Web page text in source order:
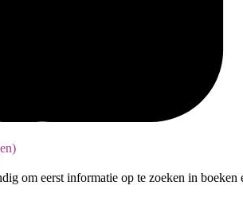
om eerst informatie op te zoeken in